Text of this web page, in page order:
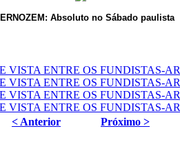
Absoluto no Sábado paulista
< Anterior Próximo >